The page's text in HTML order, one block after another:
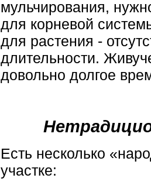
мульчирования,
для корневой
для растения -
длительности.
довольно долгое
Есть несколько
участке: